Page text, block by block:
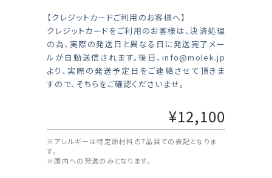
【クレジットカードご利用のお客様へ】
クレジットカードをご利用のお客様は、決済処理
の為、実際の発送日と異なる日に発送完了メー
ルが自動送信されます。後日、 info@molek.jp
より、実際の発送予定日をご連絡させて頂きま
すので、そちらをご確認くださいませ。
¥12,100
※アレルギーは特定原材料の7品目での表記となりま
す。
※国内への発送のみとなります。